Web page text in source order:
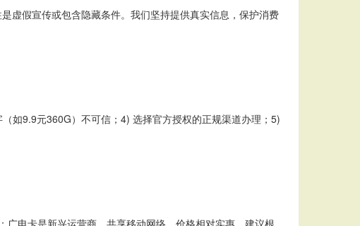
虚假宣传或包含隐藏条件。我们坚持提供真实信息，保护消费
如9.9元360G）不可信；4) 选择官方授权的正规渠道办理；5)
电卡是新兴运营商，共享移动网络，价格相对实惠。建议根